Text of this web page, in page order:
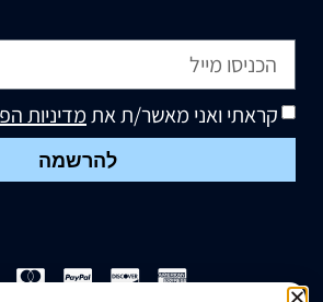
קראתי ואני מאשר/ת אתמדיניות
להרשמה